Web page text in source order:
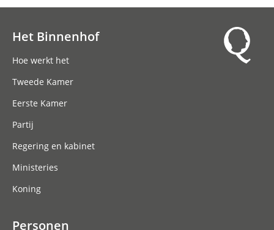
Het Binnenhof
Hoe werkt het
Tweede Kamer
Eerste Kamer
Partij
Regering en kabinet
Ministeries
Koning
Personen